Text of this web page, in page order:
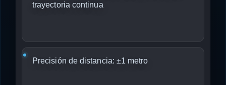
trayectoria continua
Precisión de distancia: ±1 metro